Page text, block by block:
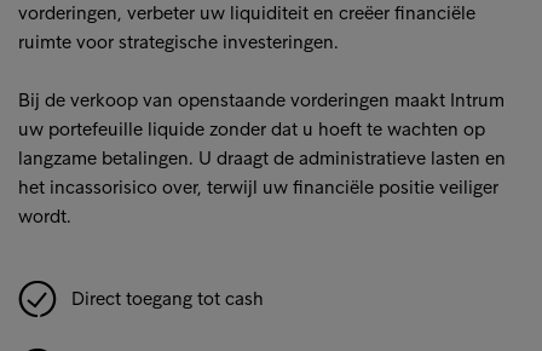
vorderingen, verbeter uw liquiditeit en creëer financiële
ruimte voor strategische investeringen.
Bij de verkoop van openstaande vorderingen maakt Intrum
uw portefeuille liquide zonder dat u hoeft te wachten op
langzame betalingen. U draagt de administratieve lasten en
het incassorisico over, terwijl uw financiële positie veiliger
wordt.
Direct toegang tot cash